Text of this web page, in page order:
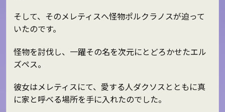
そして、そのメレティスへ怪物ポルクラノスが迫って
いたのです。
怪物を討伐し、一躍その名を次元にとどろかせたエル
ズペス。
彼女はメレティスにて、愛する人ダクソスとともに真
に家と呼べる場所を手に入れたのでした。